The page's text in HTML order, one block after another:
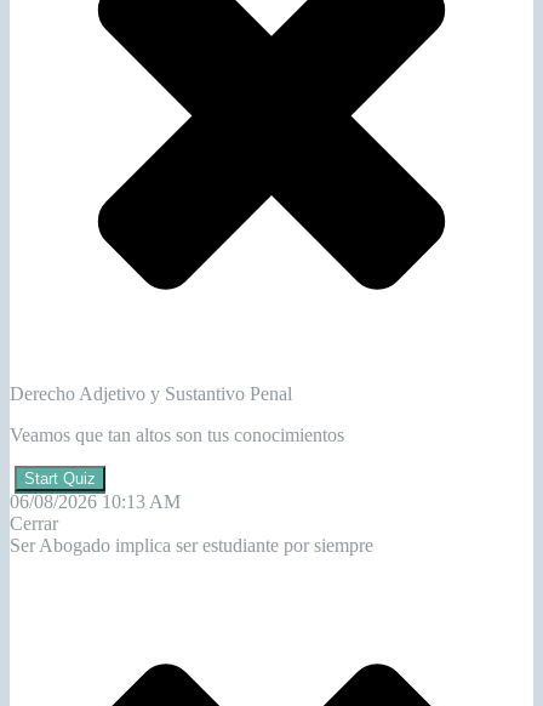
Derecho Adjetivo y Sustantivo Penal
Veamos que tan altos son tus conocimientos
Start Quiz
06/08/2026 10:13 AM
Cerrar
Ser Abogado implica ser estudiante por siempre